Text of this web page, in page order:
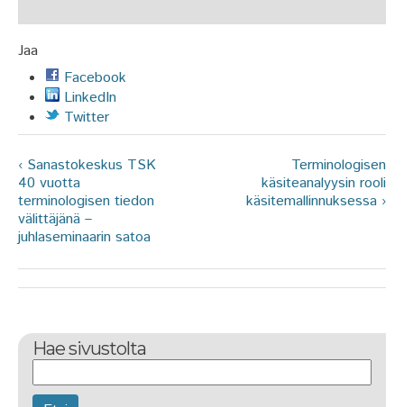
Jaa
Facebook
LinkedIn
Twitter
‹ Sanastokeskus TSK
40 vuotta
terminologisen tiedon
välittäjänä –
juhlaseminaarin satoa
Terminologisen
käsiteanalyysin rooli
käsitemallinnuksessa ›
Hae sivustolta